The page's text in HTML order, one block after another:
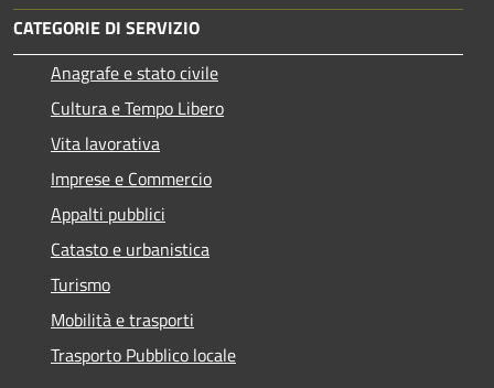
CATEGORIE DI SERVIZIO
Anagrafe e stato civile
Cultura e Tempo Libero
Vita lavorativa
Imprese e Commercio
Appalti pubblici
Catasto e urbanistica
Turismo
Mobilità e trasporti
Trasporto Pubblico locale